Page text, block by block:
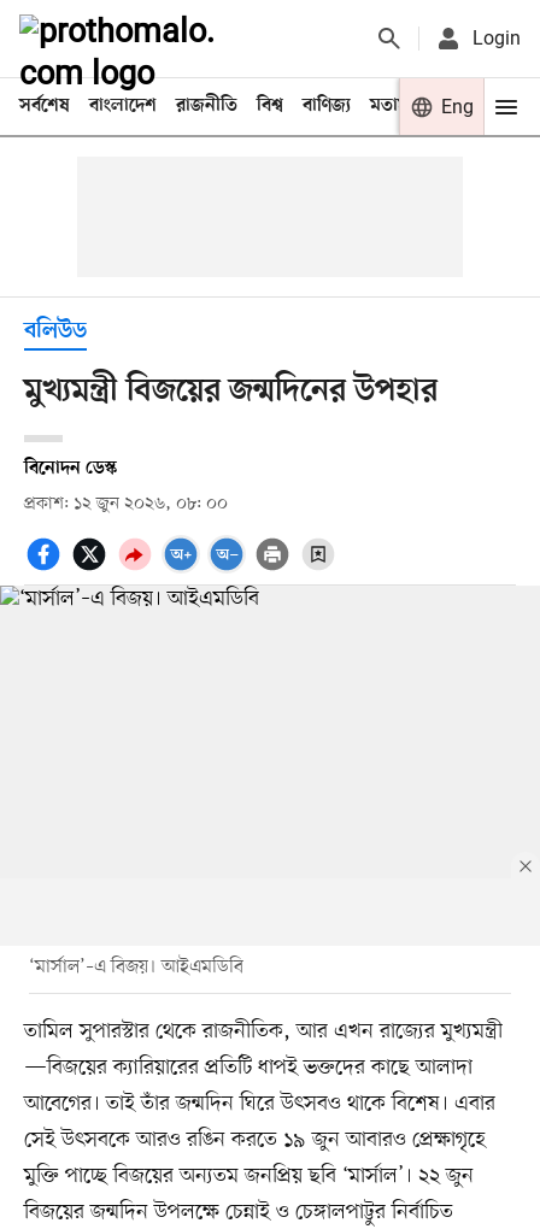
Login
সর্বশেষ বাংলাদেশ রাজনীতি বিশ্ব বাণিজ্য মতামত খেলা
Eng
বলিউড
মুখ্যমন্ত্রী বিজয়ের জন্মদিনের উপহার
বিনোদন ডেস্ক
প্রকাশ: ১২ জুন ২০২৬, ০৮: ০০
‘মার্সাল’–এ বিজয়। আইএমডিবি
তামিল সুপারস্টার থেকে রাজনীতিক, আর এখন রাজ্যের মুখ্যমন্ত্রী
—বিজয়ের ক্যারিয়ারের প্রতিটি ধাপই ভক্তদের কাছে আলাদা
আবেগের। তাই তাঁর জন্মদিন ঘিরে উৎসবও থাকে বিশেষ। এবার
সেই উৎসবকে আরও রঙিন করতে ১৯ জুন আবারও প্রেক্ষাগৃহে
মুক্তি পাচ্ছে বিজয়ের অন্যতম জনপ্রিয় ছবি ‘মার্সাল’। ২২ জুন
বিজয়ের জন্মদিন উপলক্ষে চেন্নাই ও চেঙ্গালপাট্টুর নির্বাচিত